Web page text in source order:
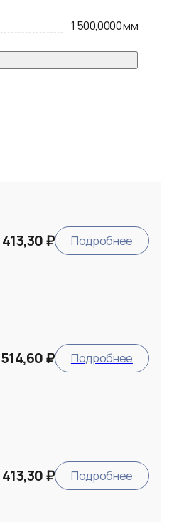
1 500,0000мм
413,30 ₽ Подробнее
514,60 ₽ Подробнее
413,30 ₽ Подробнее